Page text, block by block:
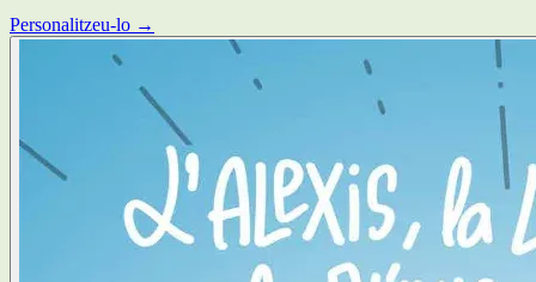
Personalitzeu-lo →